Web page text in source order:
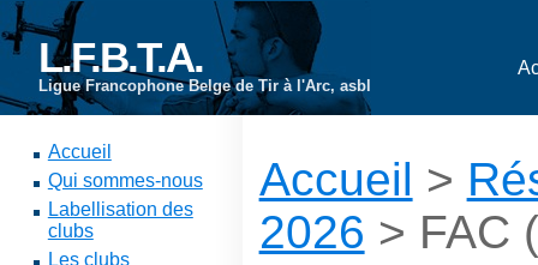
L.F.B.T.A.
Ligue Francophone Belge de Tir à l'Arc, asbl
Accueil
Qui sommes-nous
Labellisation des
clubs
Les clubs
Accueil >
2026 > FAC